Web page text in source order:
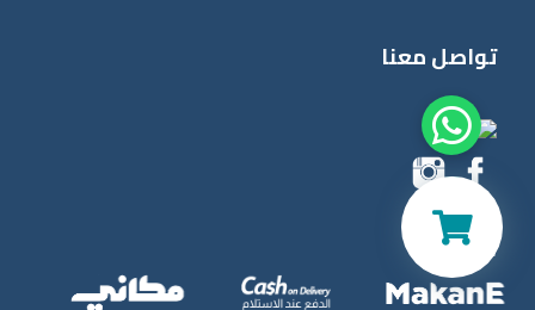
تواصل معنا
اتصل بنا
الشركاء